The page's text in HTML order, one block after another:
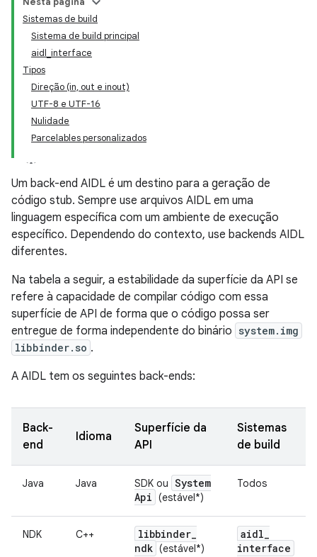
Sistemas de build
Sistema de build principal
aidl_interface
Tipos
Direção (in, out e inout)
UTF-8 e UTF-16
Nulidade
Parcelables personalizados
Um back-end AIDL é um destino para a geração de
código stub. Sempre use arquivos AIDL em uma
linguagem específica com um ambiente de execução
específico. Dependendo do contexto, use backends AIDL
diferentes.
Na tabela a seguir, a estabilidade da superfície da API se
refere à capacidade de compilar código com essa
superfície de API de forma que o código possa ser
entregue de forma independente do binário system.img
libbinder.so .
A AIDL tem os seguintes back-ends:
Back-
end
Idioma
Superfície da
API
Sistemas
de build
Java Java SDK ou System
Api (estável*)
Todos
NDK C++ libbinder_
ndk (estável*)
aidl_
interface